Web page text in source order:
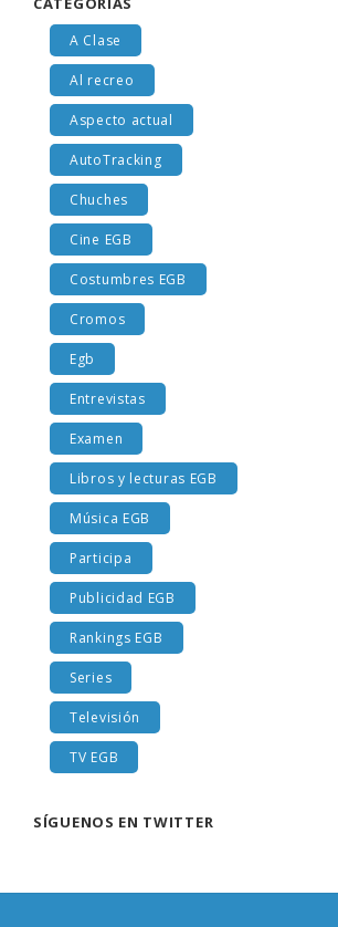
CATEGORÍAS
A Clase
Al recreo
Aspecto actual
AutoTracking
Chuches
Cine EGB
Costumbres EGB
Cromos
Egb
Entrevistas
Examen
Libros y lecturas EGB
Música EGB
Participa
Publicidad EGB
Rankings EGB
Series
Televisión
TV EGB
SÍGUENOS EN TWITTER